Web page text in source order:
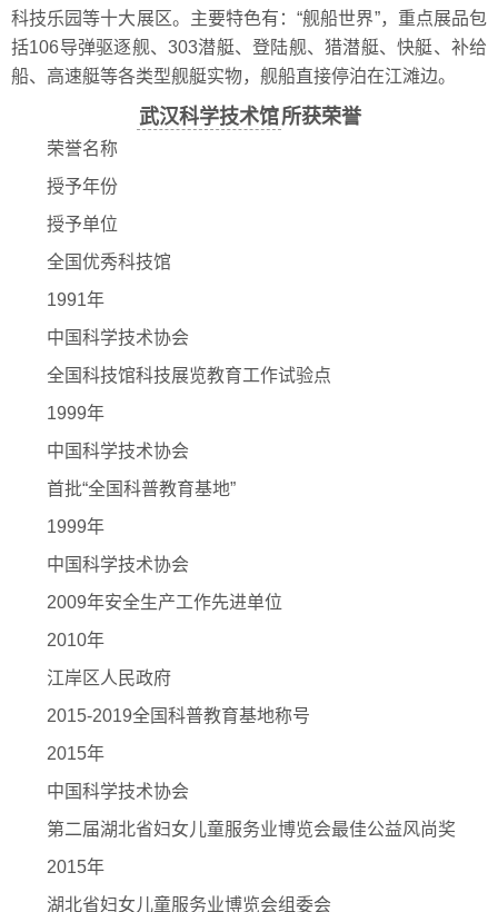
科技乐园等十大展区。主要特色有：“舰船世界”，重点展品包
括106导弹驱逐舰、303潜艇、登陆舰、猎潜艇、快艇、补给
船、高速艇等各类型舰艇实物，舰船直接停泊在江滩边。
武汉科学技术馆所获荣誉
荣誉名称
授予年份
授予单位
全国优秀科技馆
1991年
中国科学技术协会
全国科技馆科技展览教育工作试验点
1999年
中国科学技术协会
首批“全国科普教育基地”
1999年
中国科学技术协会
2009年安全生产工作先进单位
2010年
江岸区人民政府
2015-2019全国科普教育基地称号
2015年
中国科学技术协会
第二届湖北省妇女儿童服务业博览会最佳公益风尚奖
2015年
湖北省妇女儿童服务业博览会组委会